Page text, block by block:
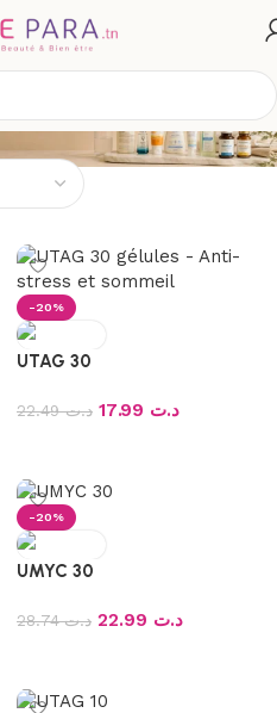
-20%
UTAG 30
د.ت22.49 د.ت
-20%
UMYC 30
د.ت28.74 د.ت